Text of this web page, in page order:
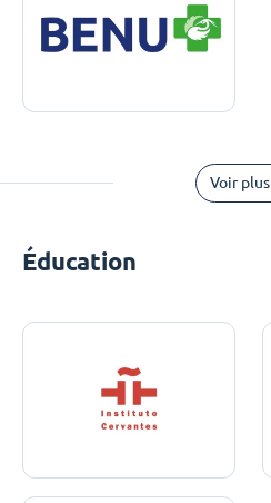
Voir plus
Éducation